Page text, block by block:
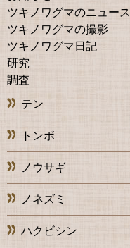
ツキノワグマのニュース
ツキノワグマの撮影
ツキノワグマ日記
研究
調査
テン
トンボ
ノウサギ
ノネズミ
ハクビシン